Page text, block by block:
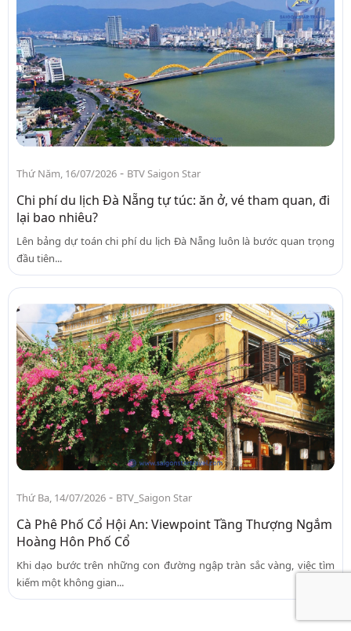
Thứ Năm, 16/07/2026 - BTV Saigon Star
Chi phí du lịch Đà Nẵng tự túc: ăn ở, vé tham quan, đi
lại bao nhiêu?
Lên bảng dự toán chi phí du lịch Đà Nẵng luôn là bước quan trọng
đầu tiên...
Thứ Ba, 14/07/2026 - BTV_Saigon Star
Cà Phê Phố Cổ Hội An: Viewpoint Tầng Thượng Ngắm
Hoàng Hôn Phố Cổ
Khi dạo bước trên những con đường ngập tràn sắc vàng, việc tìm
kiếm một không gian...